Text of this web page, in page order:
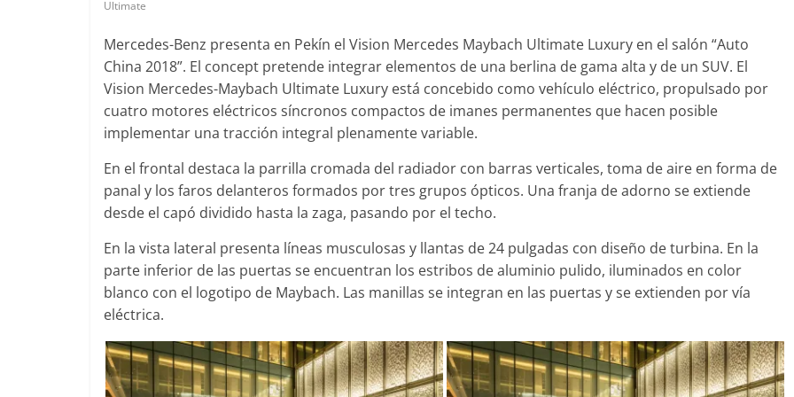
Ultimate
Mercedes-Benz presenta en Pekín el Vision Mercedes Maybach Ultimate Luxury en el salón “Auto
China 2018”. El concept pretende integrar elementos de una berlina de gama alta y de un SUV. El
Vision Mercedes-Maybach Ultimate Luxury está concebido como vehículo eléctrico, propulsado por
cuatro motores eléctricos síncronos compactos de imanes permanentes que hacen posible
implementar una tracción integral plenamente variable.
En el frontal destaca la parrilla cromada del radiador con barras verticales, toma de aire en forma de
panal y los faros delanteros formados por tres grupos ópticos. Una franja de adorno se extiende
desde el capó dividido hasta la zaga, pasando por el techo.
En la vista lateral presenta líneas musculosas y llantas de 24 pulgadas con diseño de turbina. En la
parte inferior de las puertas se encuentran los estribos de aluminio pulido, iluminados en color
blanco con el logotipo de Maybach. Las manillas se integran en las puertas y se extienden por vía
eléctrica.
Audi RS6: 20 años de
deportividad
Clásicos
BMW Serie 7: lujo desde
1977
Clásicos
20 años del Porsche
Seguridad
50 años del Mercedes-Benz
ESF 13: un experimento de
máxima nota en las pruebas
de seguridad del IIHS
11 de noviembre de 2021
mospotter84